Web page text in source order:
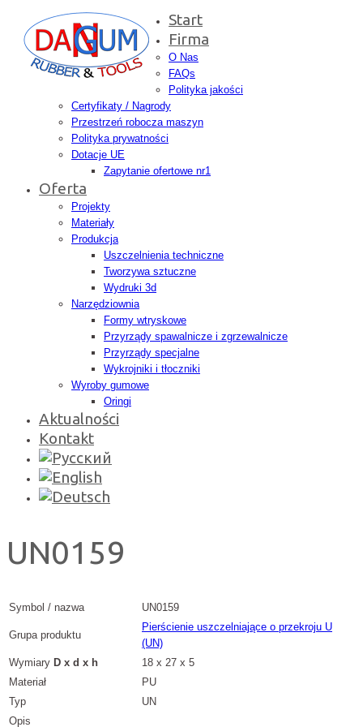
Start
Firma
O Nas
FAQs
Polityka jakości
Certyfikaty / Nagrody
Przestrzeń robocza maszyn
Polityka prywatności
Dotacje UE
Zapytanie ofertowe nr1
Oferta
Projekty
Materiały
Produkcja
Uszczelnienia techniczne
Tworzywa sztuczne
Wydruki 3d
Narzędziownia
Formy wtryskowe
Przyrządy spawalnicze i zgrzewalnicze
Przyrządy specjalne
Wykrojniki i tłoczniki
Wyroby gumowe
Oringi
Aktualności
Kontakt
UN0159
Symbol / nazwa UN0159
Grupa produktu
Pierścienie uszczelniające o przekroju U
(UN)
Wymiary D x d x h
18 x 27 x 5
Materiał
PU
Typ
UN
Opis